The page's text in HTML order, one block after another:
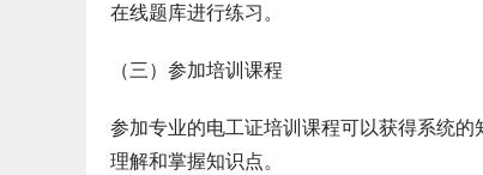
在线题库进行练习。
（三）参加培训课程
参加专业的电工证培训课程可以获得系统
理解和掌握知识点。